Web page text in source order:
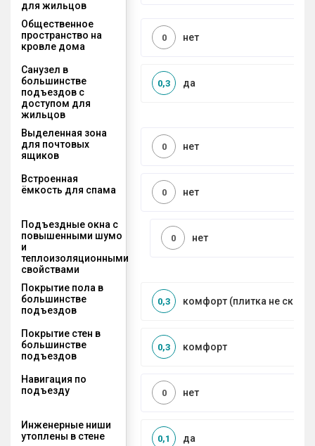
для жильцов
Общественное
пространство на
кровле дома
нет
0
Санузел в
большинстве
подъездов с
доступом для
жильцов
да
0,3
Выделенная зона
для почтовых
ящиков
нет
0
Встроенная
ёмкость для спама
нет
0
Подъездные окна с
повышенными шумо
и
теплоизоляционными
свойствами
нет
0
Покрытие пола в
большинстве
подъездов
комфорт (плитка не
0,3
Покрытие стен в
большинстве
подъездов
комфорт
0,3
Навигация по
подъезду
нет
0
Инженерные ниши
утоплены в стене
да
0,1